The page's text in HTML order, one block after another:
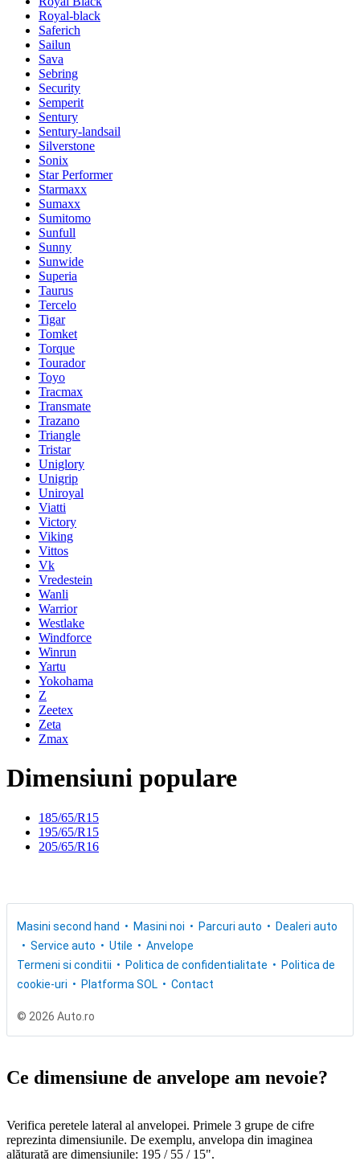
Royal-black
Saferich
Sailun
Sava
Sebring
Security
Semperit
Sentury
Sentury-landsail
Silverstone
Sonix
Star Performer
Starmaxx
Sumaxx
Sumitomo
Sunfull
Sunny
Sunwide
Superia
Taurus
Tercelo
Tigar
Tomket
Torque
Tourador
Toyo
Tracmax
Transmate
Trazano
Triangle
Tristar
Uniglory
Unigrip
Uniroyal
Viatti
Victory
Viking
Vittos
Vk
Vredestein
Wanli
Warrior
Westlake
Windforce
Winrun
Yartu
Yokohama
Z
Zeetex
Zeta
Zmax
Dimensiuni populare
185/65/R15
195/65/R15
205/65/R16
Masini second hand Masini noi Parcuri auto
Dealeri auto
Service auto
Utile
Anvelope
Termeni si conditii
Politica de confidentialitate
Politica de
cookie-uri
Platforma SOL Contact
© 2026 Auto.ro
Ce dimensiune de anvelope am nevoie?
Verifica peretele lateral al anvelopei. Primele 3 grupe de cifre
reprezinta dimensiunile. De exemplu, anvelopa din imaginea
alăturată are dimensiunile: 195 / 55 / 15".